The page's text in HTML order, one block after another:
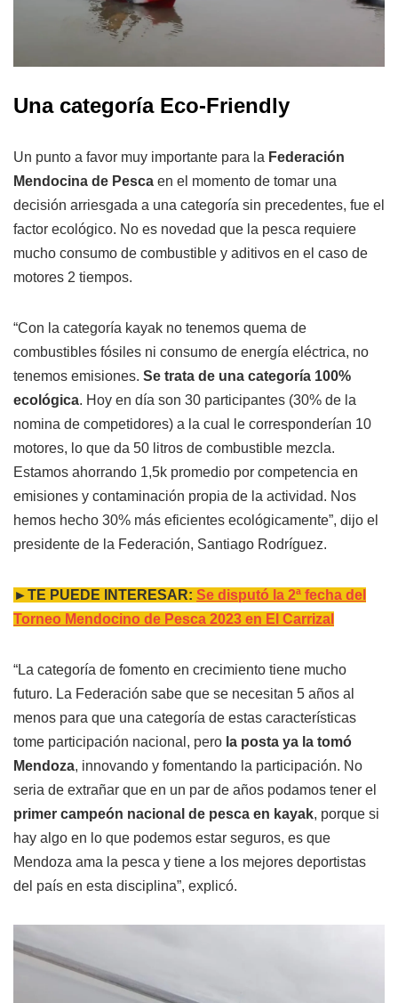
Una categoría Eco-Friendly
Un punto a favor muy importante para la Federación
Mendocina de Pesca en el momento de tomar una
decisión arriesgada a una categoría sin precedentes, fue el
factor ecológico. No es novedad que la pesca requiere
mucho consumo de combustible y aditivos en el caso de
motores 2 tiempos.
“Con la categoría kayak no tenemos quema de
combustibles fósiles ni consumo de energía eléctrica, no
tenemos emisiones. Se trata de una categoría 100%
ecológica. Hoy en día son 30 participantes (30% de la
nomina de competidores) a la cual le corresponderían 10
motores, lo que da 50 litros de combustible mezcla.
Estamos ahorrando 1,5k promedio por competencia en
emisiones y contaminación propia de la actividad. Nos
hemos hecho 30% más eficientes ecológicamente”, dijo el
presidente de la Federación, Santiago Rodríguez.
►TE PUEDE INTERESAR: Se disputó la 2ª fecha del
Torneo Mendocino de Pesca 2023 en El Carrizal
“La categoría de fomento en crecimiento tiene mucho
futuro. La Federación sabe que se necesitan 5 años al
menos para que una categoría de estas características
tome participación nacional, pero la posta ya la tomó
Mendoza, innovando y fomentando la participación. No
seria de extrañar que en un par de años podamos tener el
primer campeón nacional de pesca en kayak, porque si
hay algo en lo que podemos estar seguros, es que
Mendoza ama la pesca y tiene a los mejores deportistas
del país en esta disciplina”, explicó.